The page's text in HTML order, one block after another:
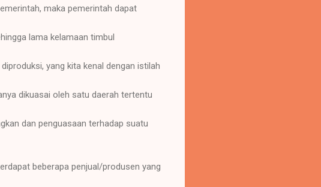
maka pemerintah dapat
lama kelamaan timbul
yang kita kenal dengan istilah
dikuasai oleh satu daerah tertentu
dan penguasaan terhadap suatu
beberapa penjual/produsen yang